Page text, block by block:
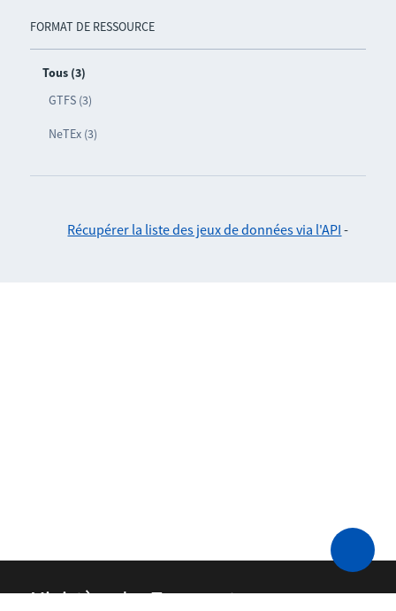
FORMAT DE RESSOURCE
Tous (3)
GTFS (3)
NeTEx (3)
Récupérer la liste des jeux de données via l'API -
Ministère des Transports